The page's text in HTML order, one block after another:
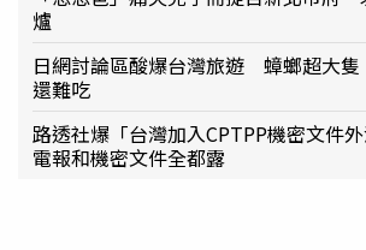
爐
日網討論區酸爆台灣旅遊 蟑螂超大隻
還難吃
路透社爆「台灣加入CPTPP機密文件
電報和機密文件全都露